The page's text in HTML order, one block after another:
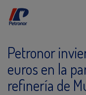
Petronor
euros en la
refinería de